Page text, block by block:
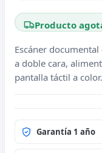
Producto
Escáner
a doble cara,
pantalla táctil a color.
Garantía 1 año